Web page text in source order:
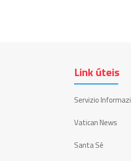
Link úteis
Servizio
Vatican News
Santa Sé